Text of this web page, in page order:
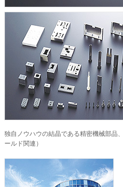
独自ノウハウの結晶である精密機械部品
ールド関連）